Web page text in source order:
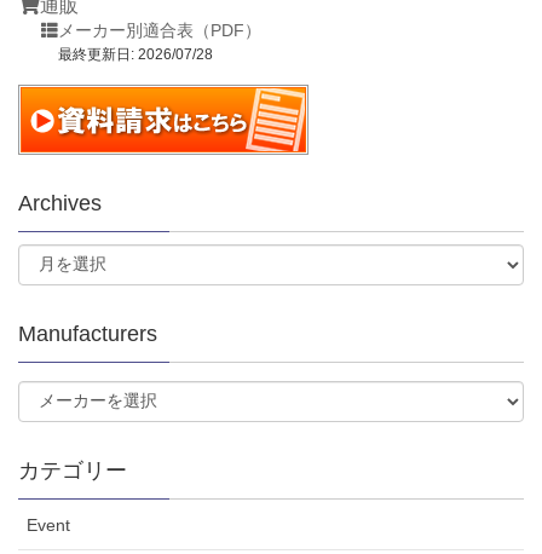
通販
メーカー別適合表（PDF）
最終更新日: 2026/07/28
Archives
Manufacturers
カテゴリー
Event